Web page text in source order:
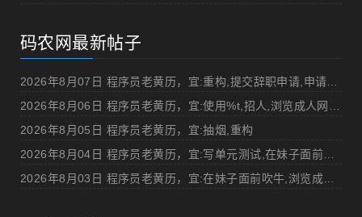
码农网最新帖子
2026年8月05日 程序员老黄历，宜:抽烟,重构